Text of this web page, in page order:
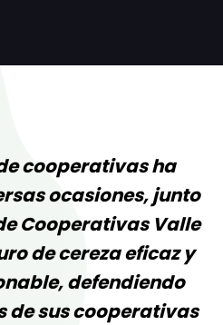
cooperativas ha
ocasiones, junto
Cooperativas Valle
de cereza eficaz y
defendiendo
de sus cooperativas